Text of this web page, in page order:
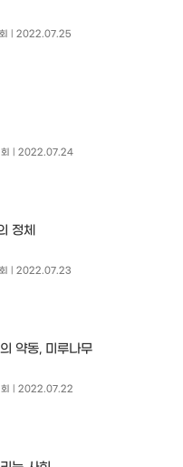
| 2022.07.25
| 2022.07.24
정체
| 2022.07.23
약동, 미루나무
| 2022.07.22